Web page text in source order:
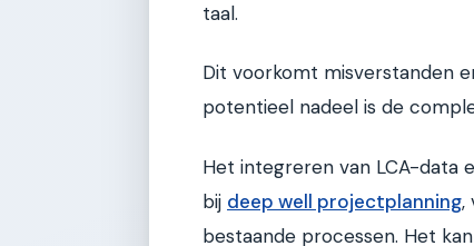
taal.
Dit voorkomt misverstanden
potentieel nadeel is de
Het integreren van LCA-data
bij deep well projectplanning,
bestaande processen. Het